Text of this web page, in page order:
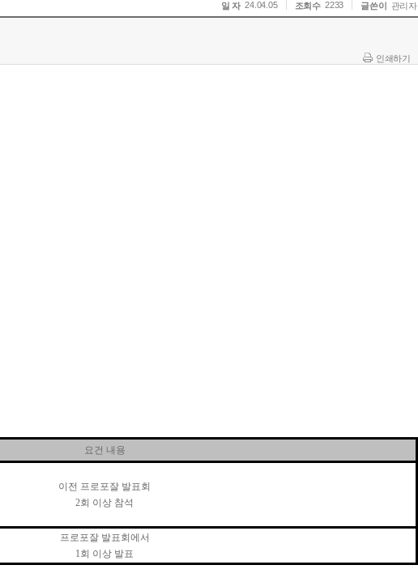
일 자 24.04.05 조회수 2233 글쓴이 관리자
인쇄하기
요건 내용
이전 프로포잘 발표회
2회 이상 참석
프로포잘 발표회에서
1회 이상 발표